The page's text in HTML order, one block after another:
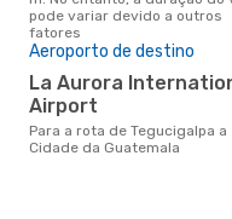
pode variar devido a outros
fatores
Aeroporto de destino
La Aurora International
Airport
Para a rota de Tegucigalpa a
Cidade da Guatemala